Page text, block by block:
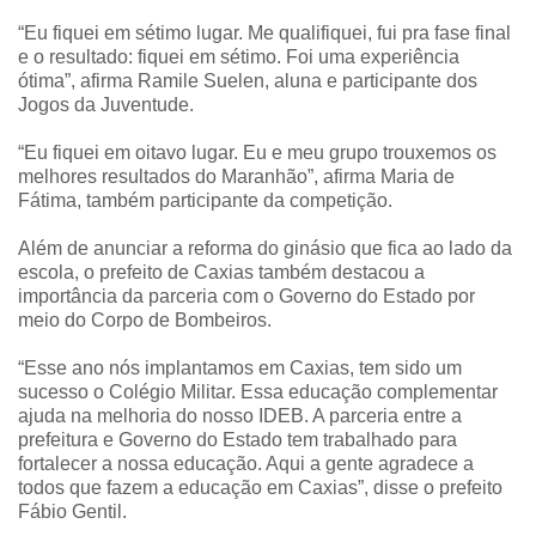
“Eu fiquei em sétimo lugar. Me qualifiquei, fui pra fase final
e o resultado: fiquei em sétimo. Foi uma experiência
ótima”, afirma Ramile Suelen, aluna e participante dos
Jogos da Juventude.
“Eu fiquei em oitavo lugar. Eu e meu grupo trouxemos os
melhores resultados do Maranhão”, afirma Maria de
Fátima, também participante da competição.
Além de anunciar a reforma do ginásio que fica ao lado da
escola, o prefeito de Caxias também destacou a
importância da parceria com o Governo do Estado por
meio do Corpo de Bombeiros.
“Esse ano nós implantamos em Caxias, tem sido um
sucesso o Colégio Militar. Essa educação complementar
ajuda na melhoria do nosso IDEB. A parceria entre a
prefeitura e Governo do Estado tem trabalhado para
fortalecer a nossa educação. Aqui a gente agradece a
todos que fazem a educação em Caxias”, disse o prefeito
Fábio Gentil.